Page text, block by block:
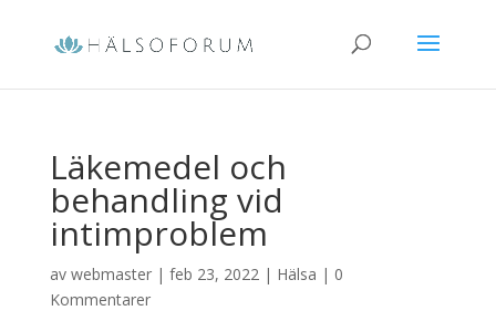
Läkemedel och
behandling vid
intimproblem
av webmaster| feb 23, 2022| Hälsa | 0
Kommentarer